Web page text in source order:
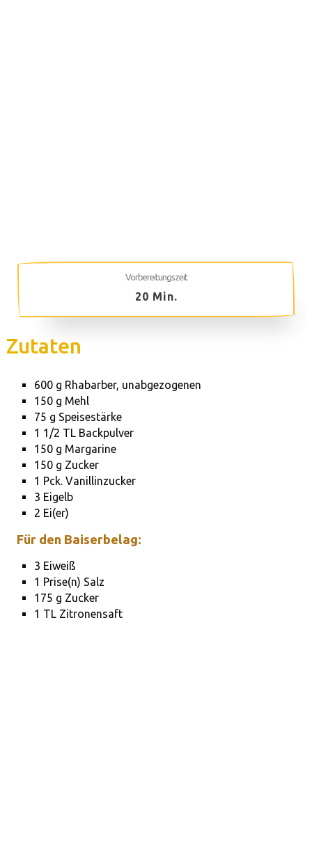
Vorbereitungszeit
20 Min.
Zutaten
600 g Rhabarber, unabgezogenen
150 g Mehl
75 g Speisestärke
1 1/2 TL Backpulver
150 g Margarine
150 g Zucker
1 Pck. Vanillinzucker
3 Eigelb
2 Ei(er)
Für den Baiserbelag:
3 Eiweiß
1 Prise(n) Salz
175 g Zucker
1 TL Zitronensaft